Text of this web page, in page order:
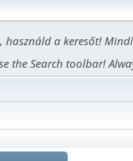
használd a keresőt!
the Search toolbar!